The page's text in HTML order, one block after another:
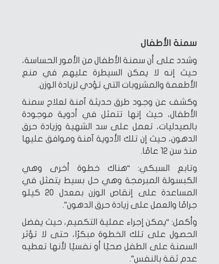
سمنة الأطفال
وشدد على أن سمنة الأطفال من الأمور الحساسة،
حيث إنه لا يمكن السيطرة عليهم في منع
الأطعمة والمشروبات التي تؤدي لزيادة الوزن.
وكشف عن وجود طرق حديثة آمنة لعلاج سمنة
الأطفال، حيث إنها تتمثل في أدوية موجودة
بالصيدليات، تعمل على سد الشهية وزيادة حرق
الدهون، حيث إن تلك الأدوية آمنة وموافق عليها
منذ سن 12 عامًا.
وتابع السبكي: “هناك خطوة أخرى وهي
الكبسولة المبرمجة وهي حل بسيط يتمثل في
المساعدة على إنقاص الوزن بمعدل 20 كيلو
جرامًا والعمل على زيادة حرق الدهون”.
وأكمل: “يمكن إجراء عملية التكميم، حيث يفضل
الحصول على تلك الخطوة مبكرًا، حتى لا تؤثر
السمنة على الطفل صحيًا أو نفسيًا لأنها تعطيه
عدم ثقة بالنفس”.